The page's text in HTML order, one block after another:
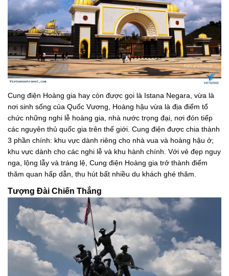
Cung điện Hoàng gia hay còn được gọi là Istana Negara, vừa là
nơi sinh sống của Quốc Vương, Hoàng hậu vừa là địa điểm tổ
chức những nghi lễ hoàng gia, nhà nước trọng đại, nơi đón tiếp
các nguyên thủ quốc gia trên thế giới. Cung điện được chia thành
3 phần chính: khu vực dành riêng cho nhà vua và hoàng hậu ở;
khu vực dành cho các nghi lễ và khu hành chính. Với vẻ đẹp nguy
nga, lộng lẫy và tráng lệ, Cung điện Hoàng gia trở thành điểm
thăm quan hấp dẫn, thu hút bất nhiều du khách ghé thăm.
Tượng Đài Chiến Thắng